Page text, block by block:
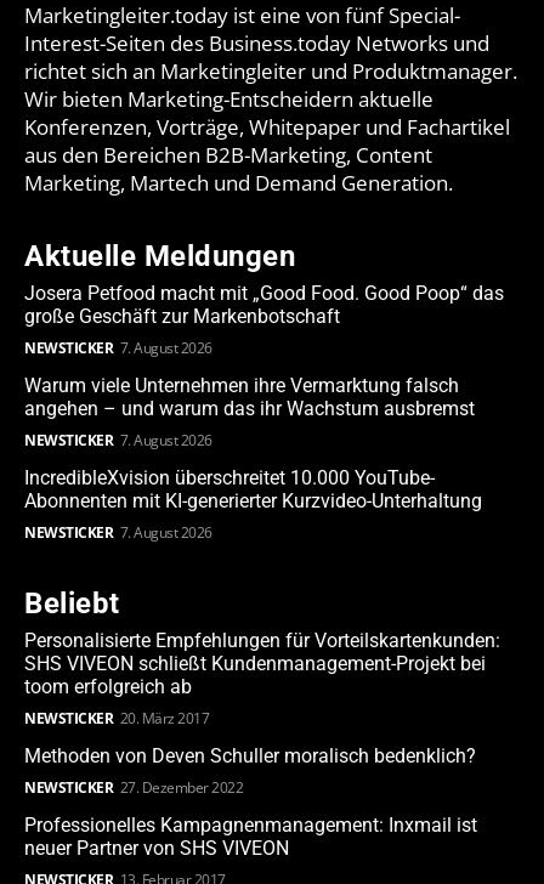
Marketingleiter.today ist eine von fünf Special-
Interest-Seiten des Business.today Networks und
richtet sich an Marketingleiter und Produktmanager.
Wir bieten Marketing-Entscheidern aktuelle
Konferenzen, Vorträge, Whitepaper und Fachartikel
aus den Bereichen B2B-Marketing, Content
Marketing, Martech und Demand Generation.
Aktuelle Meldungen
Josera Petfood macht mit „Good Food. Good Poop“ das
große Geschäft zur Markenbotschaft
NEWSTICKER 7. August 2026
Warum viele Unternehmen ihre Vermarktung falsch
angehen – und warum das ihr Wachstum ausbremst
NEWSTICKER 7. August 2026
IncredibleXvision überschreitet 10.000 YouTube-
Abonnenten mit KI-generierter Kurzvideo-Unterhaltung
NEWSTICKER 7. August 2026
Beliebt
Personalisierte Empfehlungen für Vorteilskartenkunden:
SHS VIVEON schließt Kundenmanagement-Projekt bei
toom erfolgreich ab
NEWSTICKER 20. März 2017
Methoden von Deven Schuller moralisch bedenklich?
NEWSTICKER 27. Dezember 2022
Professionelles Kampagnenmanagement: Inxmail ist
neuer Partner von SHS VIVEON